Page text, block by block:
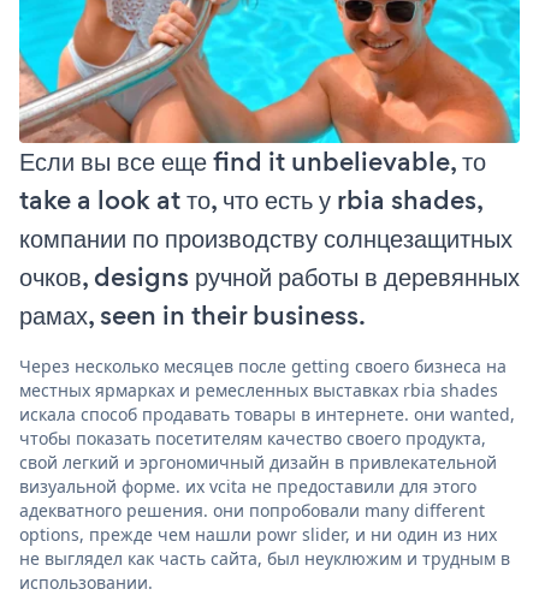
Если вы все еще find it unbelievable, то
take a look at то, что есть у rbia shades,
компании по производству солнцезащитных
очков, designs ручной работы в деревянных
рамах, seen in their business.
Через несколько месяцев после getting своего бизнеса на
местных ярмарках и ремесленных выставках rbia shades
искала способ продавать товары в интернете. они wanted,
чтобы показать посетителям качество своего продукта,
свой легкий и эргономичный дизайн в привлекательной
визуальной форме. их vcita не предоставили для этого
адекватного решения. они попробовали many different
options, прежде чем нашли powr slider, и ни один из них
не выглядел как часть сайта, был неуклюжим и трудным в
использовании.